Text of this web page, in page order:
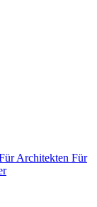
Architekten Für